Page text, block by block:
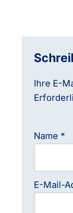
Ihre E-
Name *
E-Mail-